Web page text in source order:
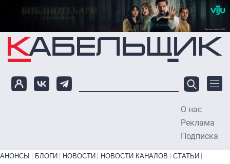
Перейти к основному содержанию
О нас
Реклама
Подписка
Primary links bottom
АНОНСЫ БЛОГИ НОВОСТИ НОВОСТИ КАНАЛОВ
СТАТЬИ